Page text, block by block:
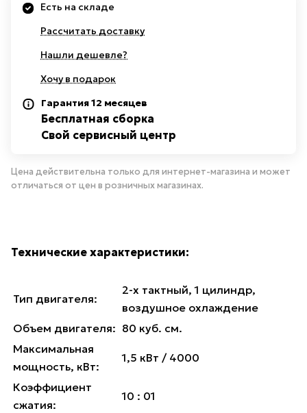
Есть на складе
Рассчитать доставку
Нашли дешевле?
Хочу в подарок
Гарантия 12 месяцев
Бесплатная сборка
Свой сервисный центр
Цена действительна только для интернет-магазина и может
отличаться от цен в розничных магазинах.
Технические характеристики:
Тип двигателя:
2-х тактный, 1 цилиндр,
воздушное охлаждение
Объем двигателя: 80 куб. см.
Максимальная
мощность, кВт:
1,5 кВт / 4000
Коэффициент
сжатия:
10 : 01